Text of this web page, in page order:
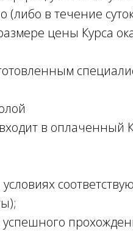
в течение
цены Курса
в оплаченный